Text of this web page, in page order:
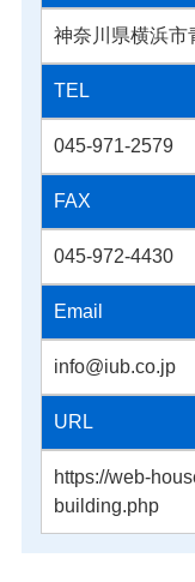
神奈川県横浜市
TEL
045-971-2579
FAX
045-972-4430
Email
info@iub.co.jp
URL
https://web-
building.php